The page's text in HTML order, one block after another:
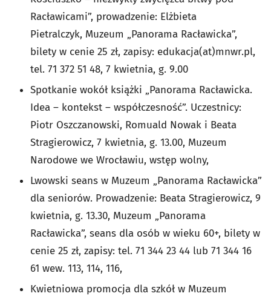
Racławicami”, prowadzenie: Elżbieta
Pietralczyk, Muzeum „Panorama Racławicka”,
bilety w cenie 25 zł, zapisy: edukacja(at)mnwr.pl,
tel. 71 372 51 48, 7 kwietnia, g. 9.00
Spotkanie wokół książki „Panorama Racławicka.
Idea – kontekst – współczesność”. Uczestnicy:
Piotr Oszczanowski, Romuald Nowak i Beata
Stragierowicz, 7 kwietnia, g. 13.00, Muzeum
Narodowe we Wrocławiu, wstęp wolny,
Lwowski seans w Muzeum „Panorama Racławicka”
dla seniorów. Prowadzenie: Beata Stragierowicz, 9
kwietnia, g. 13.30, Muzeum „Panorama
Racławicka”, seans dla osób w wieku 60+, bilety w
cenie 25 zł, zapisy: tel. 71 344 23 44 lub 71 344 16
61 wew. 113, 114, 116,
Kwietniowa promocja dla szkół w Muzeum